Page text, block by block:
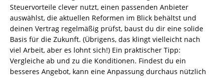
Steuervorteile clever nutzt, einen passenden Anbieter
auswählst, die aktuellen Reformen im Blick behältst und
deinen Vertrag regelmäßig prüfst, baust du dir eine solide
Basis für die Zukunft. (Übrigens, das klingt vielleicht nach
viel Arbeit, aber es lohnt sich!) Ein praktischer Tipp:
Vergleiche ab und zu die Konditionen. Findest du ein
besseres Angebot, kann eine Anpassung durchaus nützlich